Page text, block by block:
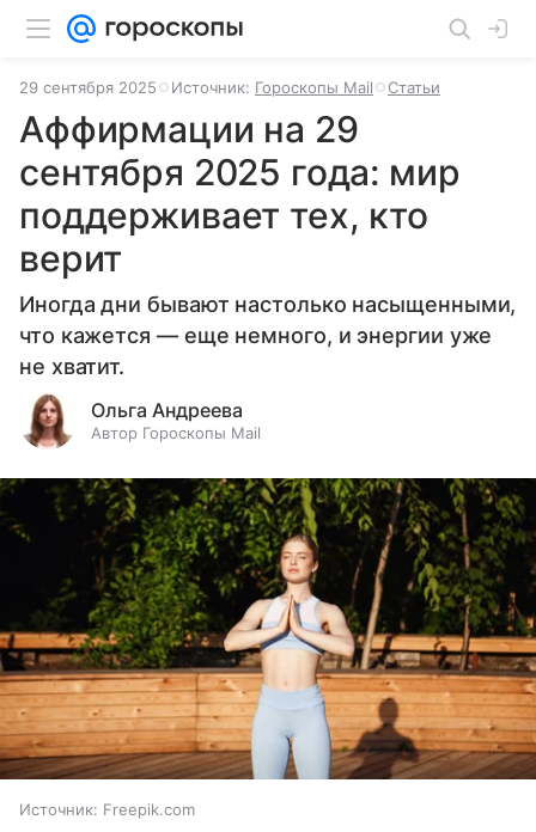
29 сентября 2025 Источник: Гороскопы Mail Статьи
Аффирмации на 29
сентября 2025 года: мир
поддерживает тех, кто
верит
Иногда дни бывают настолько насыщенными,
что кажется — еще немного, и энергии уже
не хватит.
Ольга Андреева
Автор Гороскопы Mail
Источник: Freepik.com